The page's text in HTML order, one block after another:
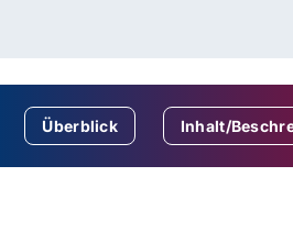
Überblick Inhalt/